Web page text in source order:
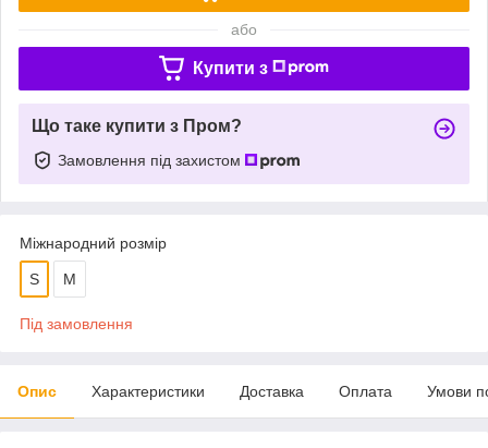
або
Купити з
Що таке купити з Пром?
Замовлення під захистом
Міжнародний розмір
S M
Під замовлення
Опис Характеристики Доставка Оплата Умови